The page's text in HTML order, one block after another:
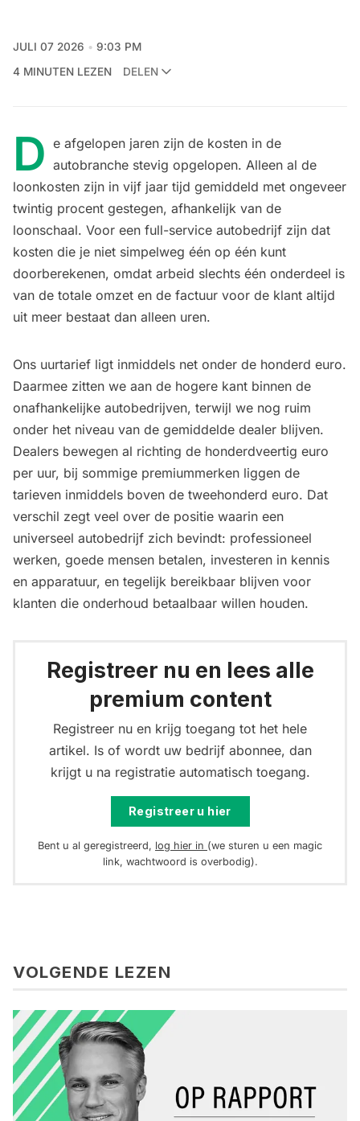
JULI 07 2026
9:03 PM
4 MINUTEN LEZEN
DELEN
D e afgelopen jaren zijn de kosten in de
autobranche stevig opgelopen. Alleen al de
loonkosten zijn in vijf jaar tijd gemiddeld met ongeveer
twintig procent gestegen, afhankelijk van de
loonschaal. Voor een full-service autobedrijf zijn dat
kosten die je niet simpelweg één op één kunt
doorberekenen, omdat arbeid slechts één onderdeel is
van de totale omzet en de factuur voor de klant altijd
uit meer bestaat dan alleen uren.
Ons uurtarief ligt inmiddels net onder de honderd euro.
Daarmee zitten we aan de hogere kant binnen de
onafhankelijke autobedrijven, terwijl we nog ruim
onder het niveau van de gemiddelde dealer blijven.
Dealers bewegen al richting de honderdveertig euro
per uur, bij sommige premiummerken liggen de
tarieven inmiddels boven de tweehonderd euro. Dat
verschil zegt veel over de positie waarin een
universeel autobedrijf zich bevindt: professioneel
werken, goede mensen betalen, investeren in kennis
en apparatuur, en tegelijk bereikbaar blijven voor
klanten die onderhoud betaalbaar willen houden.
Registreer nu en lees alle
premium content
Registreer nu en krijg toegang tot het hele
artikel. Is of wordt uw bedrijf abonnee, dan
krijgt u na registratie automatisch toegang.
Registreer u hier
Bent u al geregistreerd, log hier in (we sturen u een magic
link, wachtwoord is overbodig).
VOLGENDE LEZEN